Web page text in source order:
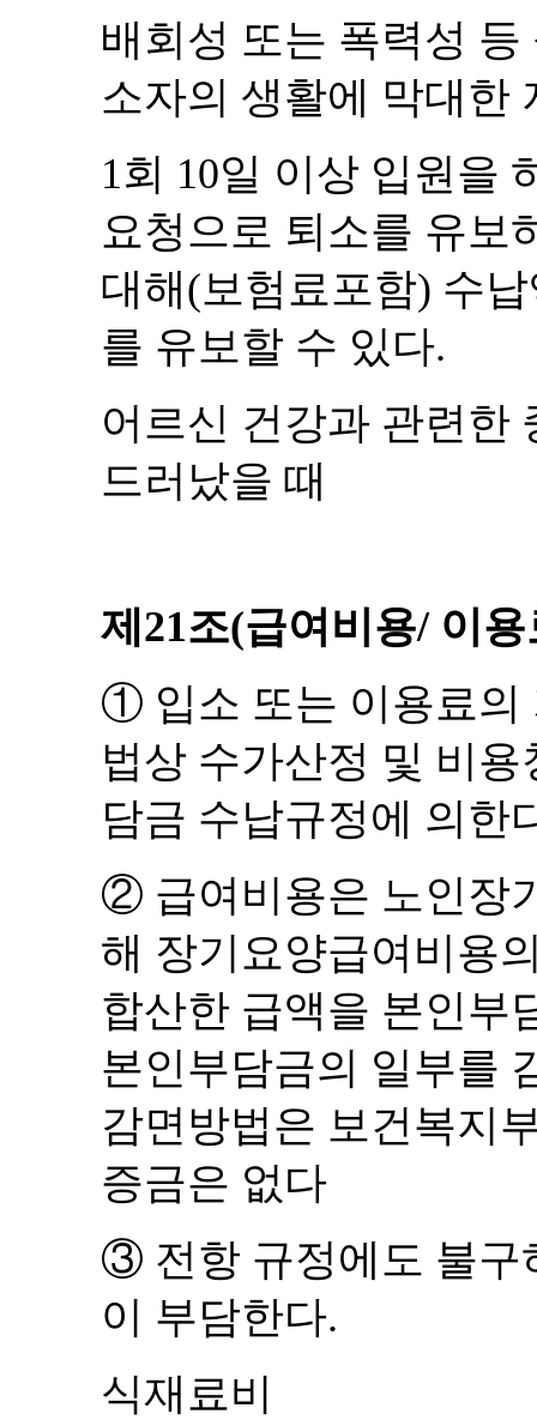
배회성 또는 폭력성
소자의 생활에 막대한
1회 10일 이상 입원을
요청으로 퇴소를 유보
대해(보험료포함) 수
를 유보할 수 있다.
어르신 건강과 관련한
드러났을 때
제 21조(급여비용/ 이용
① 입소 또는 이용료
법상 수가산정 및 비
담금 수납규정에 의한
② 급여비용은 노인장
해 장기요양급여비용
합산한 급액을 본인부
본인부담금의 일부를
감면방법은 보건복지
증금은 없다
③ 전항 규정에도 불
이 부담한다.
식재료비